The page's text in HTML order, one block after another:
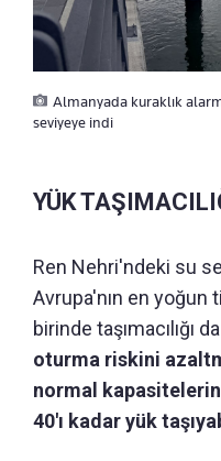
Almanyada kuraklık
seviyeye indi
YÜK
Ren Nehri'ndeki su
Avrupa'nın en yoğun
birinde taşımacılığı
oturma riskini
normal
40'ı kadar yük